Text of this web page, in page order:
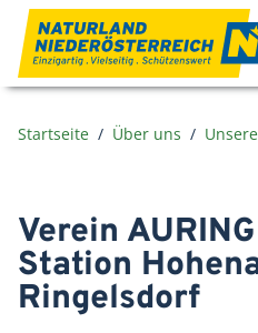
Zum Inhalt
Startseite Über uns
Verein
Station
Ringelsdorf